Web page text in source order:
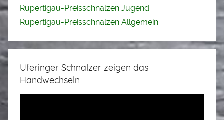
Rupertigau-Preisschnalzen Jugend
Rupertigau-Preisschnalzen Allgemein
Uferinger Schnalzer zeigen das
Handwechseln